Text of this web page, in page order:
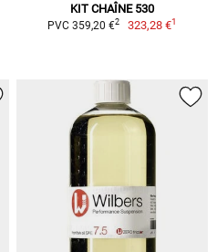
KIT CHAÎNE 530
PVC 359,20 €2 323,28 €1